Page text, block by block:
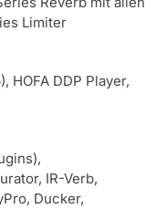
Limiter
HOFA DDP Player,
IR-Verb,
Ducker,